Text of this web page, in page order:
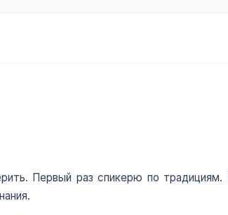
Первый раз спикерю по